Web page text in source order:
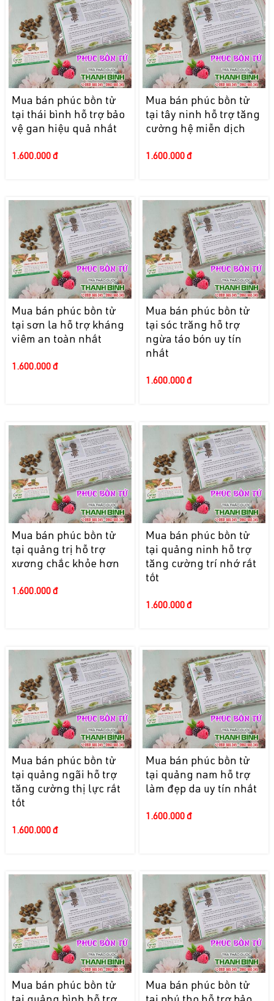
Mua bán phúc bồn tử
tại thái bình hỗ trợ bảo
vệ gan hiệu quả nhất
1.600.000 đ
Mua bán phúc bồn tử
tại tây ninh hỗ trợ tăng
cường hệ miễn dịch
1.600.000 đ
Mua bán phúc bồn tử
tại sơn la hỗ trợ kháng
viêm an toàn nhất
1.600.000 đ
Mua bán phúc bồn tử
tại sóc trăng hỗ trợ
ngừa táo bón uy tín
nhất
1.600.000 đ
Mua bán phúc bồn tử
tại quảng trị hỗ trợ
xương chắc khỏe hơn
1.600.000 đ
Mua bán phúc bồn tử
tại quảng ninh hỗ trợ
tăng cường trí nhớ rất
tốt
1.600.000 đ
Mua bán phúc bồn tử
tại quảng ngãi hỗ trợ
tăng cường thị lực rất
tốt
1.600.000 đ
Mua bán phúc bồn tử
tại quảng nam hỗ trợ
làm đẹp da uy tín nhất
1.600.000 đ
Mua bán phúc bồn tử
Mua bán phúc bồn tử